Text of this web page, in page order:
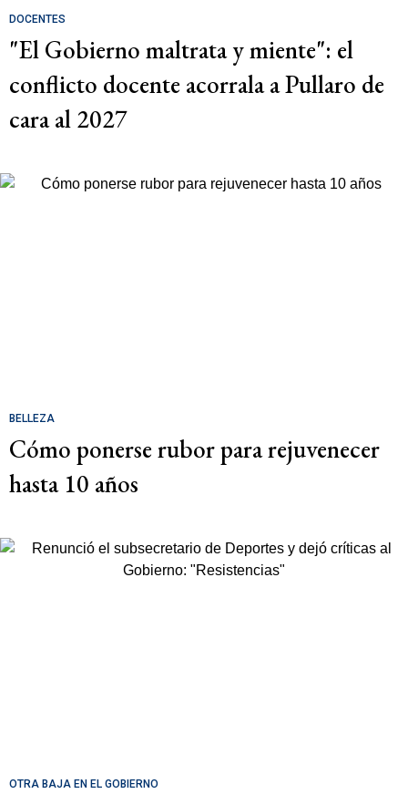
DOCENTES
"El Gobierno maltrata y miente": el
conflicto docente acorrala a Pullaro de
cara al 2027
BELLEZA
Cómo ponerse rubor para rejuvenecer
hasta 10 años
OTRA BAJA EN EL GOBIERNO